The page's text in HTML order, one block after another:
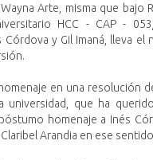
Arte, misma que bajo
HCC - CAP -
Córdova y Gil Imaná, lleva el
en una resolución
universidad, que ha
homenaje a Inés
Arandia en ese